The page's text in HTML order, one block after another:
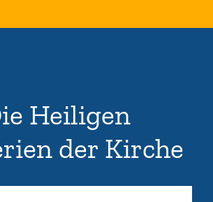
Heiligen
der Kirche